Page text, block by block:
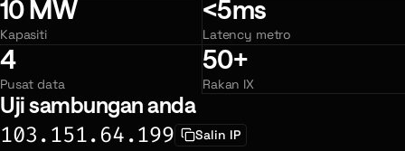
10 MW
Kapasiti
<5ms
Latency metro
4
Pusat data
50+
Rakan IX
Uji sambungan anda
103.151.64.199 Salin IP